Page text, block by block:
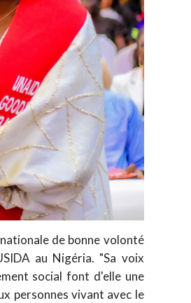
de bonne volonté
au Nigéria. "Sa voix
social font d'elle une
personnes vivant avec le